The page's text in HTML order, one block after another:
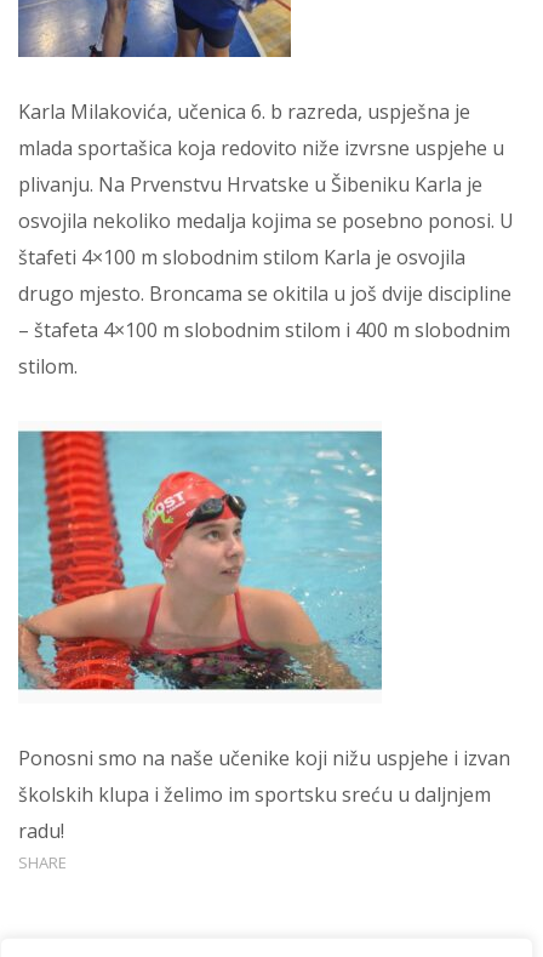
Karla Milakovića, učenica 6. b razreda, uspješna je
mlada sportašica koja redovito niže izvrsne uspjehe u
plivanju. Na Prvenstvu Hrvatske u Šibeniku Karla je
osvojila nekoliko medalja kojima se posebno ponosi. U
štafeti 4×100 m slobodnim stilom Karla je osvojila
drugo mjesto. Broncama se okitila u još dvije discipline
– štafeta 4×100 m slobodnim stilom i 400 m slobodnim
stilom.
Ponosni smo na naše učenike koji nižu uspjehe i izvan
školskih klupa i želimo im sportsku sreću u daljnjem
radu!
SHARE